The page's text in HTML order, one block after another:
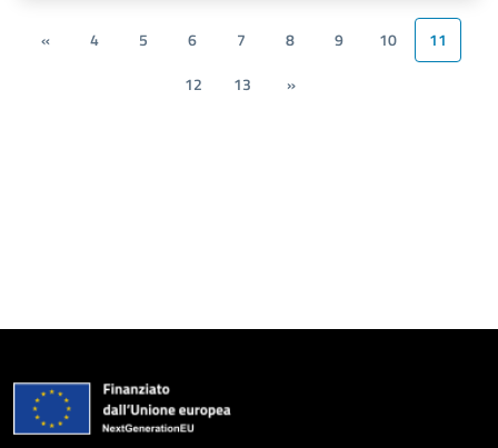
« 4 5 6 7 8 9 10
11
12
13 »